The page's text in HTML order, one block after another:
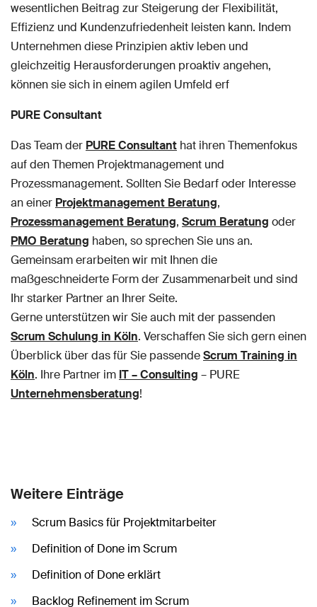
wesentlichen Beitrag zur Steigerung der Flexibilität,
Effizienz und Kundenzufriedenheit leisten kann. Indem
Unternehmen diese Prinzipien aktiv leben und
gleichzeitig Herausforderungen proaktiv angehen,
können sie sich in einem agilen Umfeld erf
PURE Consultant
Das Team der PURE Consultant hat ihren Themenfokus
auf den Themen Projektmanagement und
Prozessmanagement. Sollten Sie Bedarf oder Interesse
an einer Projektmanagement Beratung,
Prozessmanagement Beratung, Scrum Beratung oder
PMO Beratung haben, so sprechen Sie uns an.
Gemeinsam erarbeiten wir mit Ihnen die
maßgeschneiderte Form der Zusammenarbeit und sind
Ihr starker Partner an Ihrer Seite.
Gerne unterstützen wir Sie auch mit der passenden
Scrum Schulung in Köln. Verschaffen Sie sich gern einen
Überblick über das für Sie passendeScrum Training in
Köln. Ihre Partner im IT – Consulting – PURE
Unternehmensberatung!
Weitere Einträge
Scrum Basics für Projektmitarbeiter
Definition of Done im Scrum
Definition of Done erklärt
Backlog Refinement im Scrum